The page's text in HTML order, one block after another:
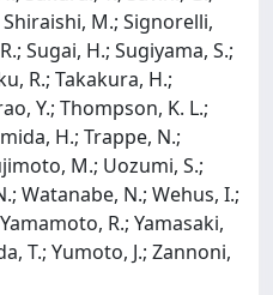
M.; Signorelli,
Sugai, H.; Sugiyama, S.;
R.; Takakura, H.;
Y.; Thompson, K. L.;
H.; Trappe, N.;
M.; Uozumi, S.;
Watanabe, N.; Wehus, I.;
R.; Yamasaki,
T.; Yumoto, J.; Zannoni,